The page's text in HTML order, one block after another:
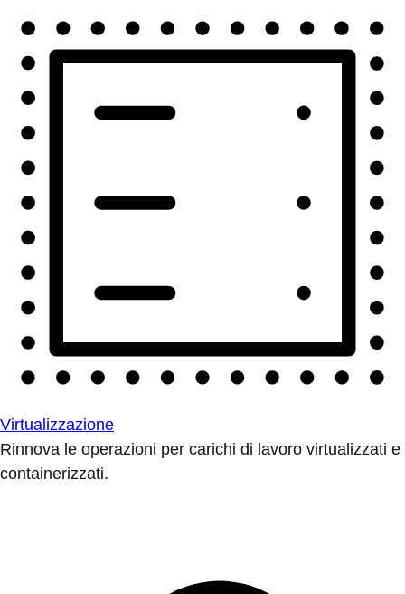
Virtualizzazione
Rinnova le operazioni per carichi di lavoro virtualizzati e
containerizzati.